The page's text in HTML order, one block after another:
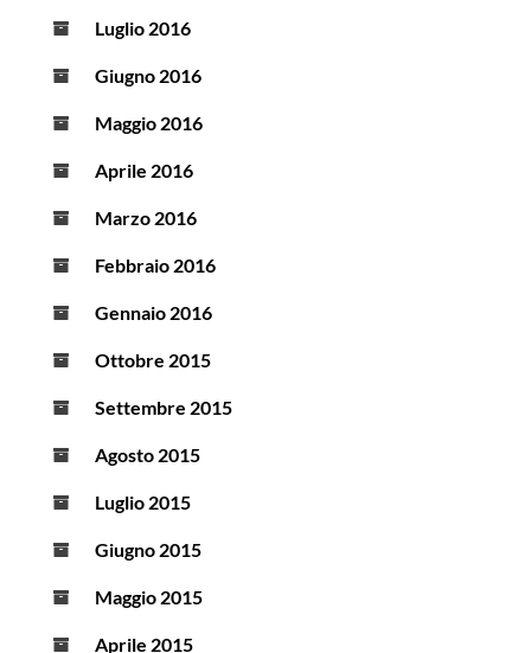
Luglio 2016
Giugno 2016
Maggio 2016
Aprile 2016
Marzo 2016
Febbraio 2016
Gennaio 2016
Ottobre 2015
Settembre 2015
Agosto 2015
Luglio 2015
Giugno 2015
Maggio 2015
Aprile 2015